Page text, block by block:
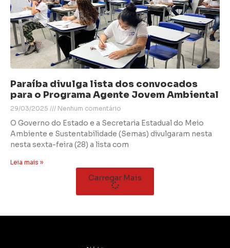
Paraíba divulga lista dos convocados
para o Programa Agente Jovem Ambiental
29/03/2025 Nenhum comentário
O Governo do Estado e a Secretaria Estadual do Meio
Ambiente e Sustentabilidade (Semas) divulgaram nesta
nesta sexta-feira (28) a lista com
Leia mais »
Carregar Mais